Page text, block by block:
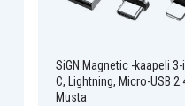
SiGN Magnetic -kaapeli 3-
C, Lightning, Micro-USB
Musta